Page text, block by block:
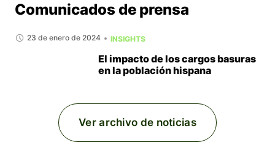
Comunicados de prensa
23 de enero de 2024 INSIGHTS
El impacto de los cargos basuras
en la población hispana
Ver archivo de noticias